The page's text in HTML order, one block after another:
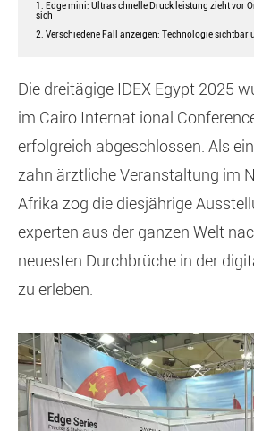
1. Edge mini: Ultras chnelle Druck leistung zieht vor
sich
2. Verschiedene Fall anzeigen: Technologie sichtbar
Die dreitägige IDEX Egypt 2025
im Cairo Internat ional
erfolgreich abgeschlossen. Als
zahn ärztliche Veranstaltung im
Afrika zog die diesjährige
experten aus der ganzen Welt
neuesten Durchbrüche in der
zu erleben.